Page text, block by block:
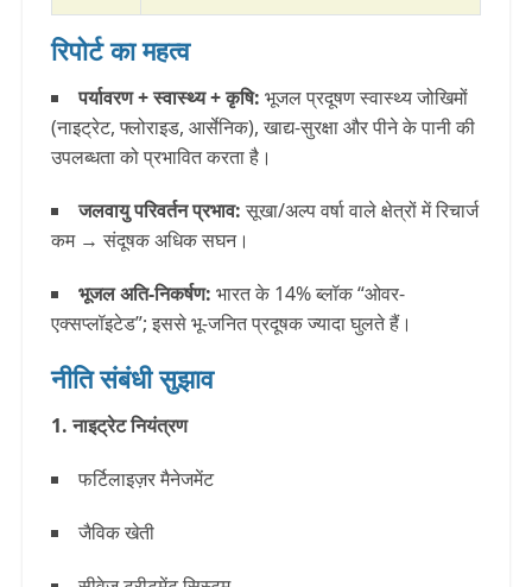
रिपोर्ट का महत्व
पर्यावरण + स्वास्थ्य + कृषि: भूजल प्रदूषण स्वास्थ्य जोखिमों
(नाइट्रेट, फ्लोराइड, आर्सेनिक), खाद्य-सुरक्षा और पीने के पानी की
उपलब्धता को प्रभावित करता है।
जलवायु परिवर्तन प्रभाव: सूखा/अल्प वर्षा वाले क्षेत्रों में रिचार्ज
कम → संदूषक अधिक सघन।
भूजल अति-निकर्षण: भारत के 14% ब्लॉक “ओवर-
एक्सप्लॉइटेड”; इससे भू-जनित प्रदूषक ज्यादा घुलते हैं।
नीति संबंधी सुझाव
1. नाइट्रेट नियंत्रण
फर्टिलाइज़र मैनेजमेंट
जैविक खेती